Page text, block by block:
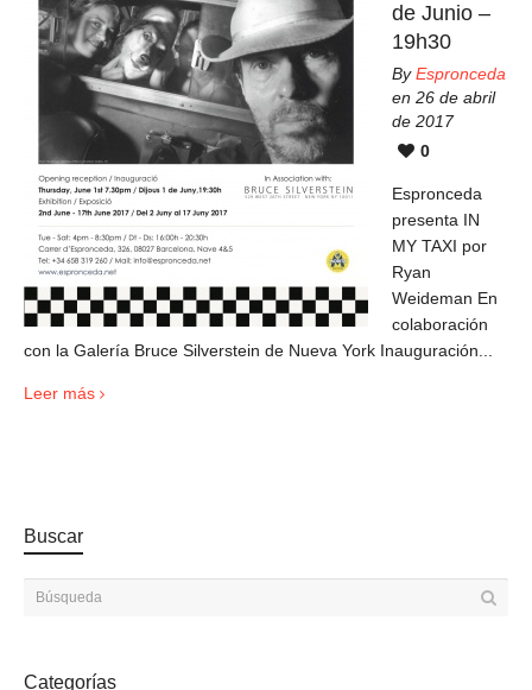
de Junio –
19h30
ByEspronceda
en 26 de abril
de 2017
0
Espronceda
presenta IN
MY TAXI por
Ryan
Weideman En
colaboración
con la Galería Bruce Silverstein de Nueva York Inauguración...
Leer más
Buscar
Categorías